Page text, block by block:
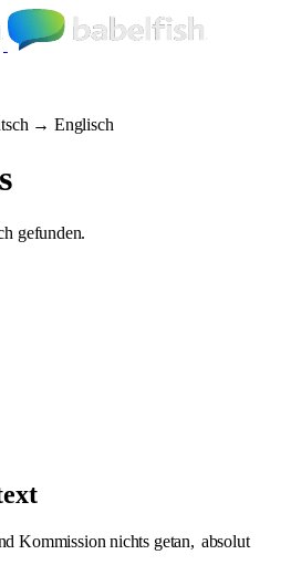
→ Englisch
gefunden.
Kommission nichts getan, absolut